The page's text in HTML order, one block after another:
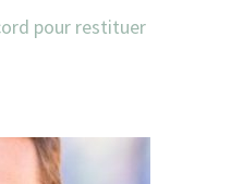
pour restituer